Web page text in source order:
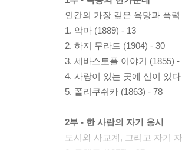
인간의 가장 깊은 욕망과 폭
1. 악마 (1889) - 13
2. 하지 무라트 (1904) - 30
3. 세바스토폴 이야기 (1855) -
4. 사랑이 있는 곳에 신이 있
5. 폴리쿠쉬카 (1863) - 78
2부 - 한 사람의 자기 응시
도시와 사교계, 그리고 자기